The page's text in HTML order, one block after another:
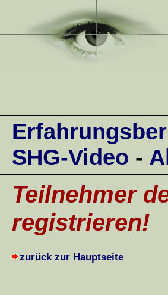
SHG-Video -
Teilnehmer
registrieren!
zurück zur Hauptseite